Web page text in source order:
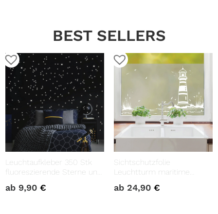
BEST SELLERS
Leuchtaufkleber 350 Stk
fluoreszierende Sterne und
Dunklen Kinderzimmer
ab 9,90€
Sichtschutzfolie
Leuchtturm maritime
Milchglasfolie
ab 24,90€